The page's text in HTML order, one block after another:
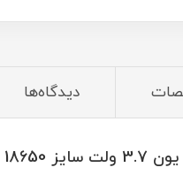
دیدگاه‌ها